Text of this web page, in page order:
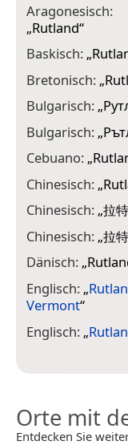
Aragonesisch:
„Rutland“
Baskisch: „
Bretonisch: „
Bulgarisch: „
Bulgarisch: „
Cebuano: „
Chinesisch: „
Chinesisch: „拉
Chinesisch: „拉
Dänisch: „
Englisch: „
Vermont“
Englisch: „
Orte mit
Entdecken Sie